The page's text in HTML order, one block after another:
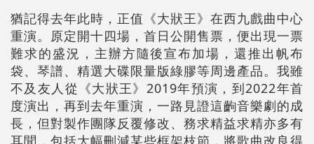
猶記得去年此時，正值《大狀王》在西九戲曲中心
重演。原定開十四場，首日公開售票，便出現一票
難求的盛況，主辦方隨後宣布加場，還推出帆布
袋、琴譜、精選大碟限量版綠膠等周邊產品。我雖
不及友人從《大狀王》2019年預演，到2022年首
度演出，再到去年重演，一路見證這齣音樂劇的成
長，但對製作團隊反覆修改、務求精益求精亦多有
耳聞，包括大幅刪減某些框架枝節，將歌曲改良得